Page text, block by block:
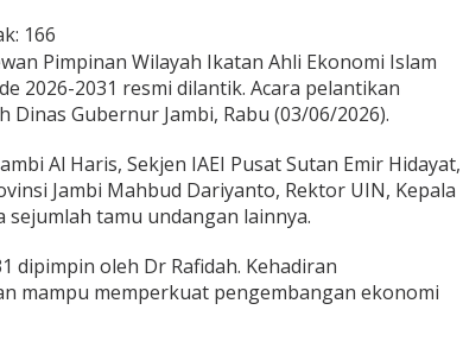
166
Pimpinan Wilayah Ikatan Ahli Ekonomi Islam
2026-2031 resmi dilantik. Acara pelantikan
Gubernur Jambi, Rabu (03/06/2026).
Al Haris, Sekjen IAEI Pusat Sutan Emir Hidayat,
Jambi Mahbud Dariyanto, Rektor UIN, Kepala
sejumlah tamu undangan lainnya.
dipimpin oleh Dr Rafidah. Kehadiran
mampu memperkuat pengembangan ekonomi